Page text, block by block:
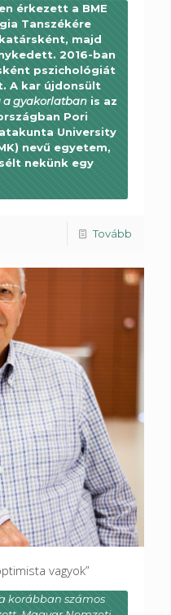
érkezett a BME
Tanszékére
majd
2016-ban
pszichológiát
A kar újdonsült
a gyakorlatban is az
Pori
University
nevű egyetem,
nekünk egy
Tovább
vagyok”
korábban számos